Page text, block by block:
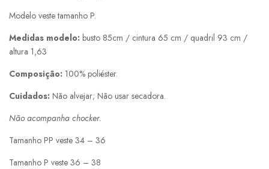
Modelo veste tamanho P.
Medidas modelo: busto 85cm / cintura 65 cm / quadril 93 cm /
altura 1,63
Composição: 100% poliéster.
Cuidados: Não alvejar; Não usar secadora.
Não acompanha chocker.
Tamanho PP veste 34 – 36
Tamanho P veste 36 – 38